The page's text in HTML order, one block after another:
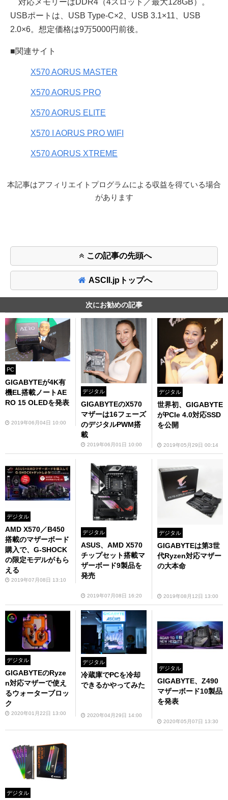
USBポートは、USB Type-C×2、USB 3.1×11、USB
2.0×6。想定価格は9万5000円前後。
■関連サイト
X570 AORUS MASTER
X570 AORUS PRO
X570 AORUS ELITE
X570 I AORUS PRO WIFI
X570 AORUS XTREME
本記事はアフィリエイトプログラムによる収益を得ている場合
があります
この記事の先頭へ
ASCII.jpトップへ
次にお勧めの記事
PC
GIGABYTEが4K有
機EL搭載ノートAE
RO 15 OLEDを発表
2019年06月04日 10:00
デジタル
GIGABYTEのX570
マザーは16フェーズ
のデジタルPWM搭
載
2019年06月01日 10:00
デジタル
世界初、GIGABYTE
がPCIe 4.0対応SSD
を公開
2019年05月29日 00:14
デジタル
AMD X570／B450
搭載のマザーボード
購入で、G-SHOCK
の限定モデルがもら
える
2019年07月08日 13:10
デジタル
ASUS、AMD X570
チップセット搭載マ
ザーボード9製品を
発売
2019年07月08日 16:20
デジタル
GIGABYTEは第3世
代Ryzen対応マザー
の大本命
2019年08月12日 13:00
デジタル
GIGABYTEのRyze
n対応マザーで使え
るウォーターブロッ
ク
2020年01月22日 13:00
デジタル
冷蔵庫でPCを冷却
できるかやってみた
2020年04月29日 14:00
デジタル
GIGABYTE、Z490
マザーボード10製品
を発表
2020年05月07日 13:30
デジタル